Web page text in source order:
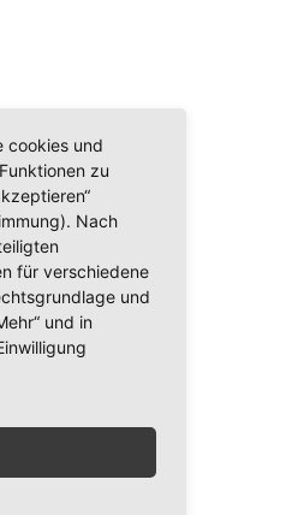
cookies und
zu
Nach
für verschiedene
und
und in